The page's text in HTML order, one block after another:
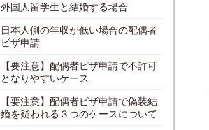
外国人留学生と結婚する場合
日本人側の年収が低い場合の配偶者
ビザ申請
【要注意】配偶者ビザ申請で不許可
となりやすいケース
【要注意】配偶者ビザ申請で偽装結
婚を疑われる３つのケースについて